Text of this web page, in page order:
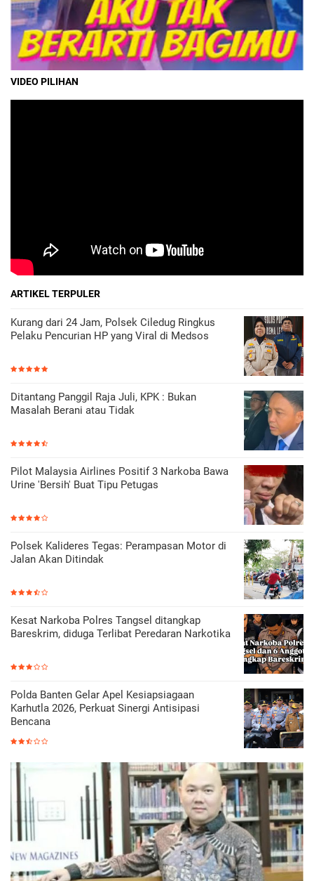
VIDEO PILIHAN
ARTIKEL TERPULER
Kurang dari 24 Jam, Polsek Ciledug Ringkus
Pelaku Pencurian HP yang Viral di Medsos
Ditantang Panggil Raja Juli, KPK : Bukan
Masalah Berani atau Tidak
Pilot Malaysia Airlines Positif 3 Narkoba Bawa
Urine 'Bersih' Buat Tipu Petugas
Polsek Kalideres Tegas: Perampasan Motor di
Jalan Akan Ditindak
Kesat Narkoba Polres Tangsel ditangkap
Bareskrim, diduga Terlibat Peredaran Narkotika
Polda Banten Gelar Apel Kesiapsiagaan
Karhutla 2026, Perkuat Sinergi Antisipasi
Bencana